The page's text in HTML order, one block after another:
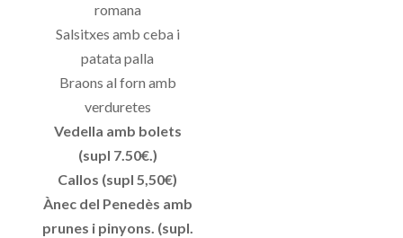
romana
Salsitxes amb ceba i
patata palla
Braons al forn amb
verduretes
Vedella amb bolets
(supl 7.50€.)
Callos (supl 5,50€)
Ànec del Penedès amb
prunes i pinyons. (supl.